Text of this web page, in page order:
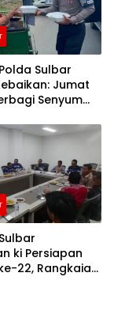
Sulbar
Jumat
Senyum
ki Persiapan
22, Rangkaian